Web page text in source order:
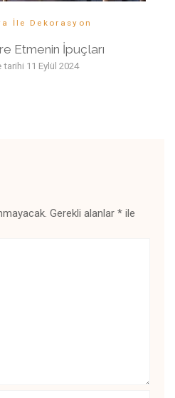
İle Dekorasyon
Etmenin İpuçları
tarihi 11 Eylül 2024
Gerekli alanlar * ile